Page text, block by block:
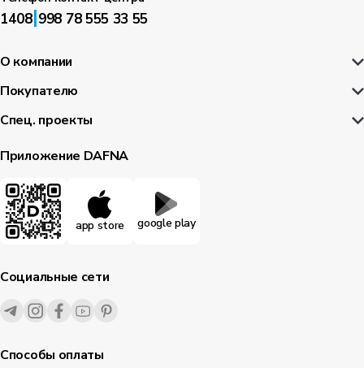
1408|998 78 555 33 55
О компании
Покупателю
Спец. проекты
Приложение DAFNA
app store google play
Социальные сети
Способы оплаты